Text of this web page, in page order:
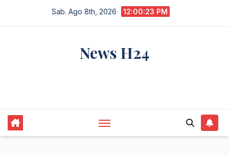
Sab. Ago 8th, 2026 12:00:24 PM
News H24